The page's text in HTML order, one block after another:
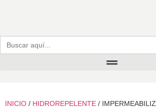
Buscar:
INICIO / HIDROREPELENTE /